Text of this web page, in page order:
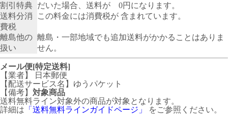
割引特典 だいた場合、送料が 0円になります。
送料分消
費税
この料金には消費税が 含まれています。
離島他の
扱い
離島・一部地域でも追加送料がかかることはありま
せん。
メール便[特定送料]
【業者】 日本郵便
【配送サービス名】ゆうパケット
【備考】 対象商品
送料無料ライン対象外の商品が対象となります。
詳細は 「送料無料ラインガイドページ」
をご参照ください。